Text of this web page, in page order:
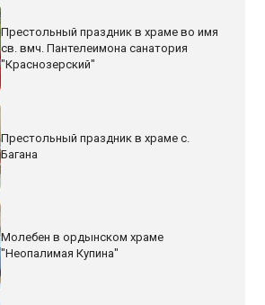
Престольный праздник в храме во имя
св. вмч. Пантелеимона санатория
"Краснозерский"
Престольный праздник в храме с.
Багана
Молебен в ордынском храме
"Неопалимая Купина"